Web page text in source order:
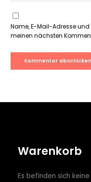
Name, E-Mail-Adresse
meinen nächsten
Warenkorb
Es befinden sich